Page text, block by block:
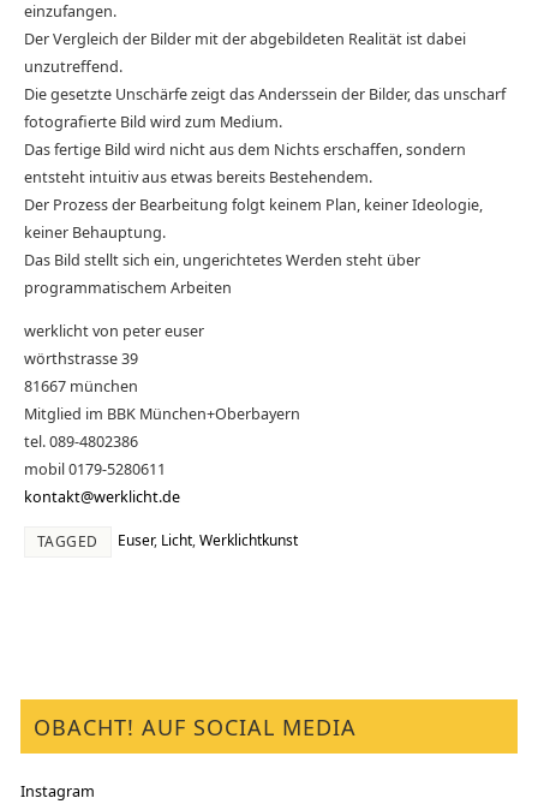
einzufangen.
Der Vergleich der Bilder mit der abgebildeten Realität ist dabei
unzutreffend.
Die gesetzte Unschärfe zeigt das Anderssein der Bilder, das unscharf
fotografierte Bild wird zum Medium.
Das fertige Bild wird nicht aus dem Nichts erschaffen, sondern
entsteht intuitiv aus etwas bereits Bestehendem.
Der Prozess der Bearbeitung folgt keinem Plan, keiner Ideologie,
keiner Behauptung.
Das Bild stellt sich ein, ungerichtetes Werden steht über
programmatischem Arbeiten
werklicht von peter euser
wörthstrasse 39
81667 münchen
Mitglied im BBK München+Oberbayern
tel. 089-4802386
mobil 0179-5280611
kontakt@werklicht.de
TAGGED Euser, Licht,Werklichtkunst
OBACHT! AUF SOCIAL MEDIA
Instagram